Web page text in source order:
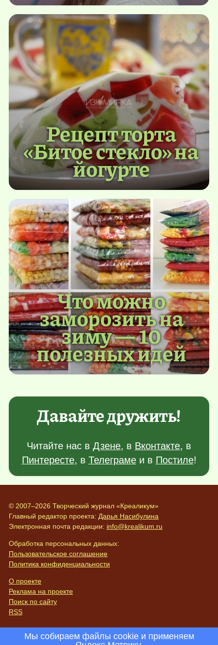
Рецепт торта
«Битое стекло» на
йогурте
Что можно
заморозить на
зиму — 10
полезных идей
Давайте дружить!
Читайте нас в Дзене, в Вконтакте, в
Пинтересте, в Телеграмеи в Постиле!
© 2007–2026 Творческий журнал «Креаликум»
Главный редактор проекта: Дарья Насибулина
Электронная почта редакции: info@krealikum.ru
Обработка персональных данных:
Пользовательское соглашение
Политика конфиденциальности
О проекте
Реклама на проекте
Поиск по сайту
RSS
Мы собираем файлы cookie и применяем